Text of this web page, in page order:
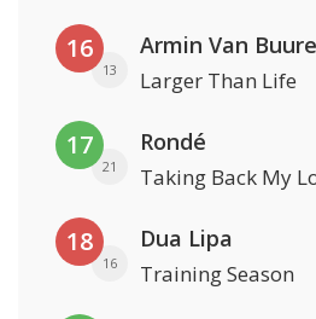
16
13
Armin Van
Larger Than Life
17
21
Rondé
Taking Back My
18
16
Dua Lipa
Training Season